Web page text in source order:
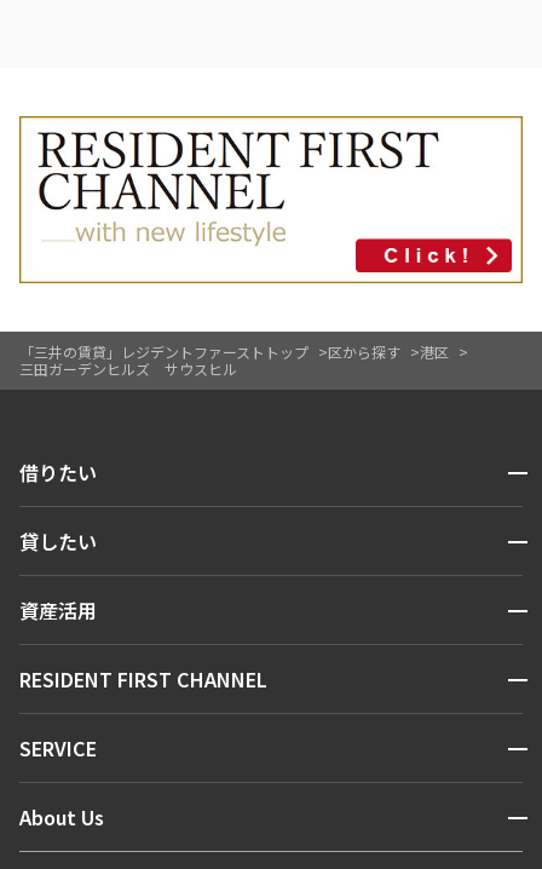
「三井の賃貸」レジデントファーストトップ 区から探す
港区
三田ガーデンヒルズ サウスヒル
借りたい 開閉
人気エリアから探す
新着情報から探す
新着募集情報
貸したい 開閉
お問い合わせ
資産活用 開閉
お問い合わせ
RESIDENT FIRST CHANNEL 開閉
マンションレポート
住まいのコラム
SERVICE 開閉
会員ページ
About Us 開閉